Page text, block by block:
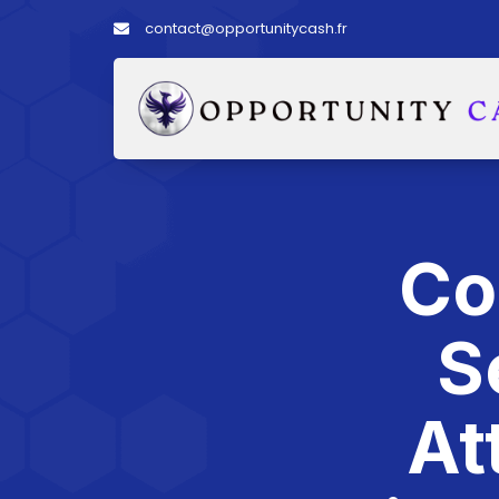
contact@opportunitycash.fr